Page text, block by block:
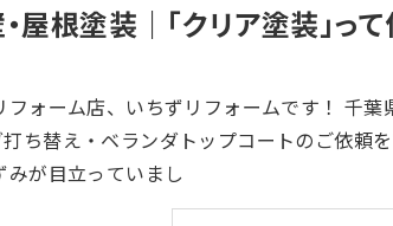
根塗装｜「クリア塗装」っ
え・ベランダトップコートのご依頼をいただき
樋の黒ずみが目立っていまし